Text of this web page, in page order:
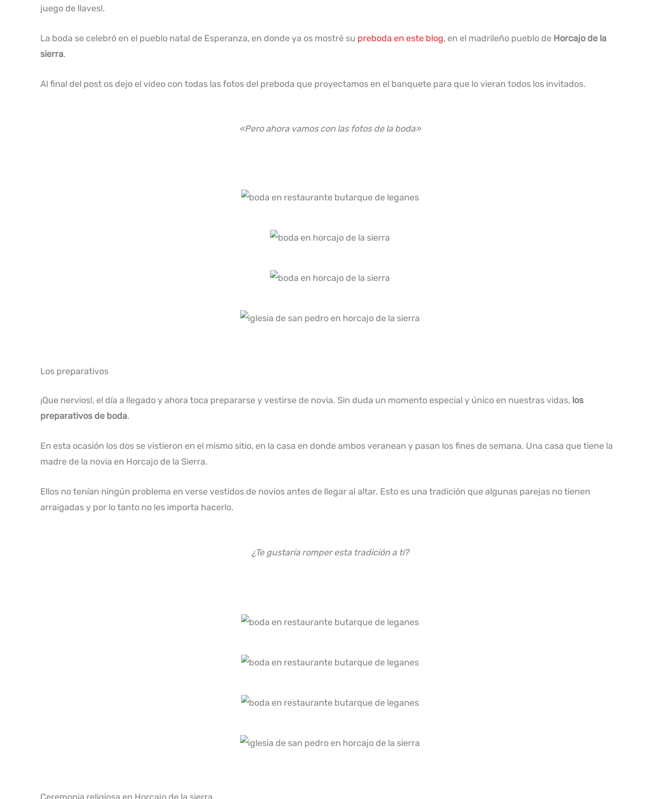
juego de llaves!.
La boda se celebró en el pueblo natal de Esperanza, en donde ya os mostré su preboda en este blog, en el madrileño pueblo de Horcajo de la
sierra.
Al final del post os dejo el video con todas las fotos del preboda que proyectamos en el banquete para que lo vieran todos los invitados.
«Pero ahora vamos con las fotos de la boda»
Los preparativos
¡Que nervios!, el día a llegado y ahora toca prepararse y vestirse de novia. Sin duda un momento especial y único en nuestras vidas, los
preparativos de boda.
En esta ocasión los dos se vistieron en el mismo sitio, en la casa en donde ambos veranean y pasan los fines de semana. Una casa que tiene la
madre de la novia en Horcajo de la Sierra.
Ellos no tenían ningún problema en verse vestidos de novios antes de llegar al altar. Esto es una tradición que algunas parejas no tienen
arraigadas y por lo tanto no les importa hacerlo.
¿Te gustaría romper esta tradición a ti?
Ceremonia religiosa en Horcajo de la sierra